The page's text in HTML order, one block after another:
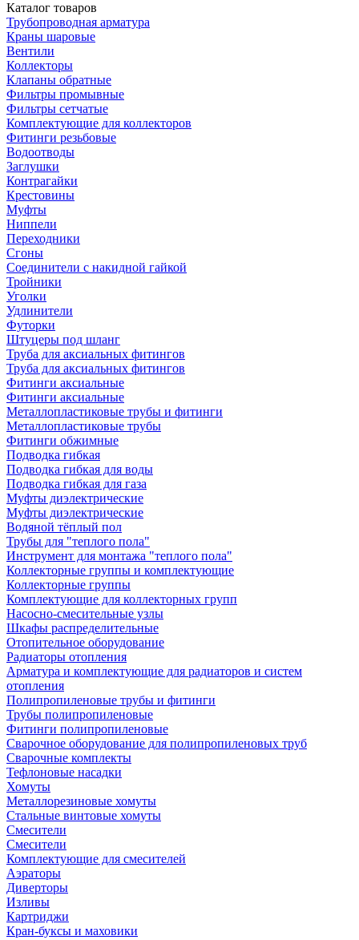
Каталог товаров
Трубопроводная арматура
Краны шаровые
Вентили
Коллекторы
Клапаны обратные
Фильтры промывные
Фильтры сетчатые
Комплектующие для коллекторов
Фитинги резьбовые
Водоотводы
Заглушки
Контрагайки
Крестовины
Муфты
Ниппели
Переходники
Сгоны
Соединители с накидной гайкой
Тройники
Уголки
Удлинители
Футорки
Штуцеры под шланг
Труба для аксиальных фитингов
Труба для аксиальных фитингов
Фитинги аксиальные
Фитинги аксиальные
Металлопластиковые трубы и фитинги
Металлопластиковые трубы
Фитинги обжимные
Подводка гибкая
Подводка гибкая для воды
Подводка гибкая для газа
Муфты диэлектрические
Муфты диэлектрические
Водяной тёплый пол
Трубы для "теплого пола"
Инструмент для монтажа "теплого пола"
Коллекторные группы и комплектующие
Коллекторные группы
Комплектующие для коллекторных групп
Насосно-смесительные узлы
Шкафы распределительные
Отопительное оборудование
Радиаторы отопления
Арматура и комплектующие для радиаторов и систем
отопления
Полипропиленовые трубы и фитинги
Трубы полипропиленовые
Фитинги полипропиленовые
Сварочное оборудование для полипропиленовых труб
Сварочные комплекты
Тефлоновые насадки
Хомуты
Металлорезиновые хомуты
Стальные винтовые хомуты
Смесители
Смесители
Комплектующие для смесителей
Аэраторы
Диверторы
Изливы
Картриджи
Кран-буксы и маховики